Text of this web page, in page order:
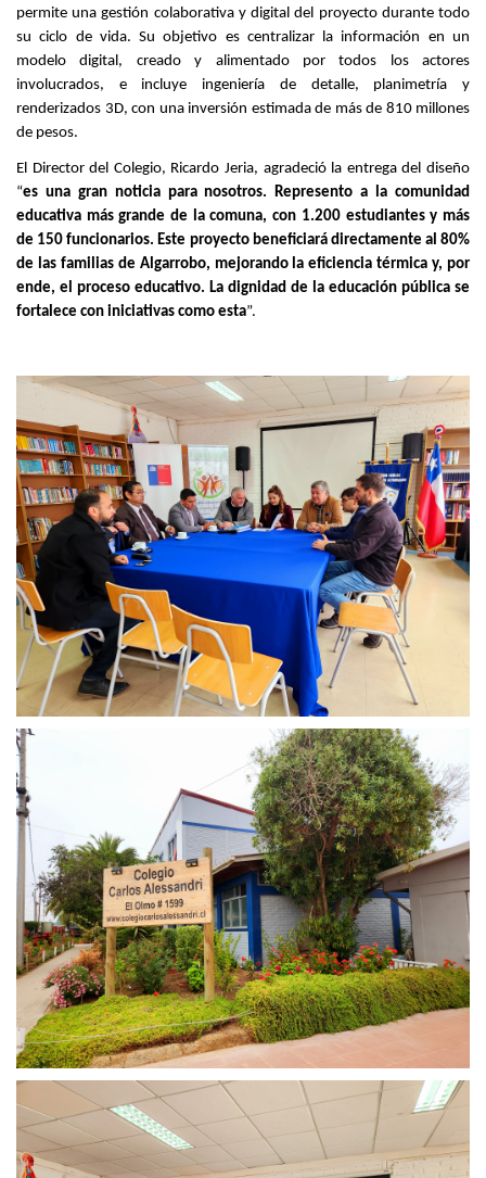
permite una gestión colaborativa y digital del proyecto durante todo
su ciclo de vida. Su objetivo es centralizar la información en un
modelo digital, creado y alimentado por todos los actores
involucrados, e incluye ingeniería de detalle, planimetría y
renderizados 3D, con una inversión estimada de más de 810 millones
de pesos.
El Director del Colegio, Ricardo Jeria, agradeció la entrega del diseño
“es una gran noticia para nosotros. Represento a la comunidad
educativa más grande de la comuna, con 1.200 estudiantes y más
de 150 funcionarios. Este proyecto beneficiará directamente al 80%
de las familias de Algarrobo, mejorando la eficiencia térmica y, por
ende, el proceso educativo. La dignidad de la educación pública se
fortalece con iniciativas como esta”.